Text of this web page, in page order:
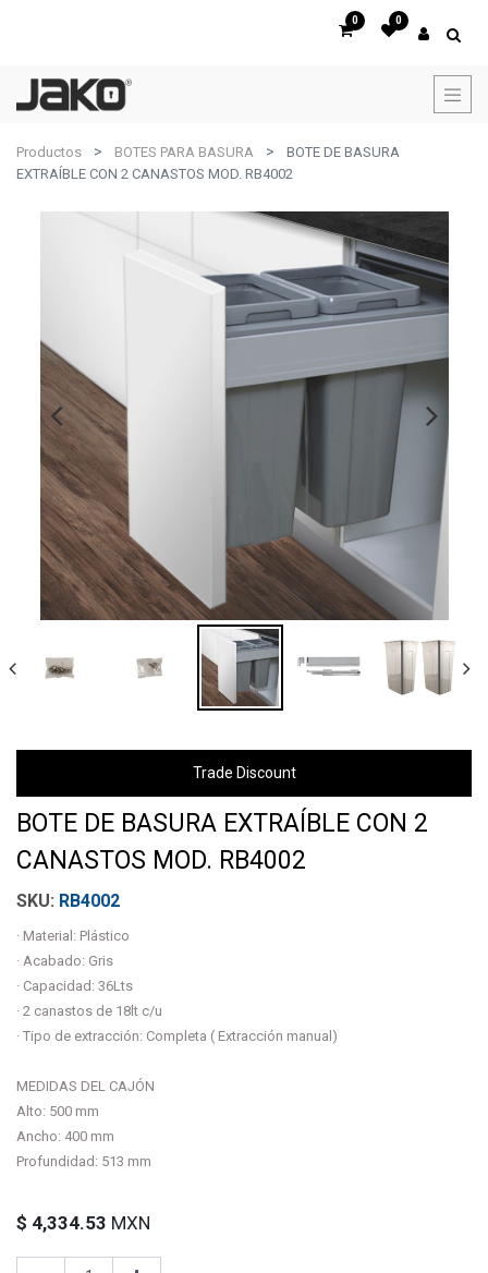
0 0
Productos BOTES PARA BASURA
BOTE DE BASURA
EXTRAÍBLE CON 2 CANASTOS MOD. RB4002
Trade Discount
BOTE DE BASURA EXTRAÍBLE CON 2
CANASTOS MOD. RB4002
RB4002
· Material: Plástico
· Acabado: Gris
· Capacidad: 36Lts
· 2 canastos de 18lt c/u
· Tipo de extracción: Completa ( Extracción manual)
MEDIDAS DEL CAJÓN
Alto: 500 mm
Ancho: 400 mm
Profundidad: 513 mm
$ 4,334.53 MXN